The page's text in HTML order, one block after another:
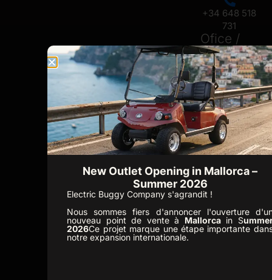
+34 648 518
731
Ofice /
Showroom
Mallorca
Carrer Setze
de Juliol No 6,
07009, Palma
de Mallorca
+34 648 518
731
Bureau / Salle
d'exposition
Caixa Postal
New Outlet Opening in Mallorca –
Summer 2026
Electric Buggy Company s'agrandit !
Nous sommes fiers d'annoncer l'ouverture
nouveau point de vente à Mallorcain S
2026Ce projet marque une étape importante
notre expansion internationale.